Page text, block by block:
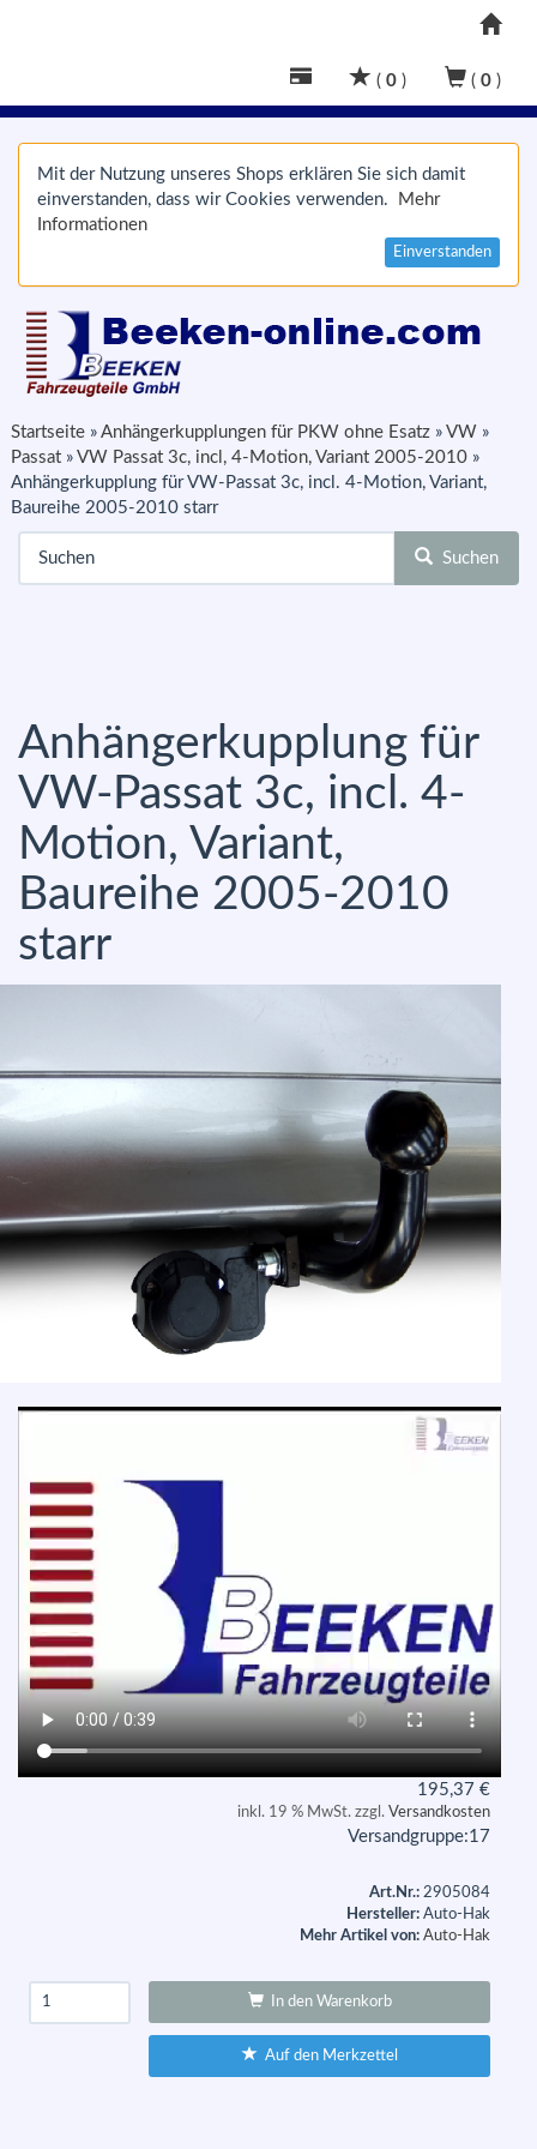
( 0 ) ( 0 )
Mit der Nutzung unseres Shops erklären Sie sich damit
einverstanden, dass wir Cookies verwenden.
Mehr
Informationen
Einverstanden
Startseite » Anhängerkupplungen für PKW ohne Esatz » VW »
Passat » VW Passat 3c, incl, 4-Motion, Variant 2005-2010 »
Anhängerkupplung für VW-Passat 3c, incl. 4-Motion, Variant,
Baureihe 2005-2010 starr
Suchen
Anhängerkupplung für
VW-Passat 3c, incl. 4-
Motion, Variant,
Baureihe 2005-2010
starr
195,37 €
inkl. 19 % MwSt. zzgl. Versandkosten
Versandgruppe:17
Art.Nr.: 2905084
Hersteller: Auto-Hak
Mehr Artikel von: Auto-Hak
In den Warenkorb
Auf den Merkzettel